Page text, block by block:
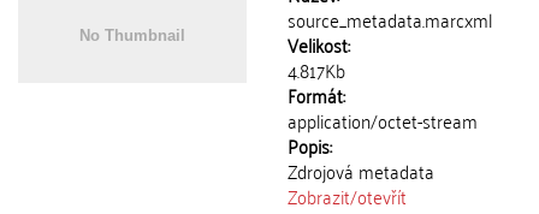
source_metadata.marcxml
Velikost:
4.817Kb
Formát:
application/octet-stream
Popis:
Zdrojová metadata
Zobrazit/otevřít